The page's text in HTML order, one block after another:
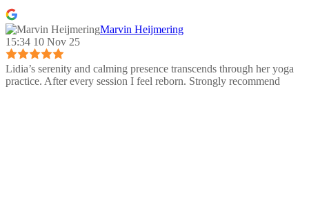
Marvin Heijmering
15:34 10 Nov 25
Lidia’s serenity and calming presence transcends through her yoga
practice. After every session I feel reborn. Strongly recommend